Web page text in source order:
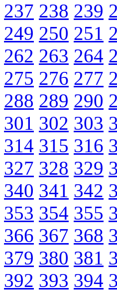
237 238 239
249 250 251
262 263 264
275 276 277
288 289 290
301 302 303
314 315 316
327 328 329
340 341 342
353 354 355
366 367 368
379 380 381
392 393 394